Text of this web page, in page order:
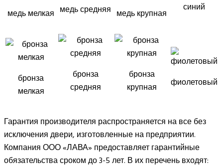
медь мелкая медь средняя медь крупная синий
бронза
мелкая
бронза
средняя
бронза
крупная
фиолетовый
Гарантия производителя распространяется на все без
исключения двери, изготовленные на предприятии.
Компания ООО «ЛАВА» предоставляет гарантийные
обязательства сроком до 3-5 лет. В их перечень входят: